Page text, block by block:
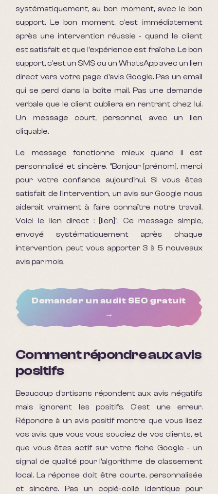
systématiquement, au bon moment, avec le bon
support. Le bon moment, c'est immédiatement
après une intervention réussie - quand le client
est satisfait et que l'expérience est fraîche. Le bon
support, c'est un SMS ou un WhatsApp avec un lien
direct vers votre page d'avis Google. Pas un email
qui se perd dans la boîte mail. Pas une demande
verbale que le client oubliera en rentrant chez lui.
Un message court, personnel, avec un lien
cliquable.
Le message fonctionne mieux quand il est
personnalisé et sincère. "Bonjour [prénom], merci
pour votre confiance aujourd'hui. Si vous êtes
satisfait de l'intervention, un avis sur Google nous
aiderait vraiment à faire connaître notre travail.
Voici le lien direct : [lien]". Ce message simple,
envoyé systématiquement après chaque
intervention, peut vous apporter 3 à 5 nouveaux
avis par mois.
Demander un audit SEO gratuit
→
Comment répondre aux avis
positifs
Beaucoup d'artisans répondent aux avis négatifs
mais ignorent les positifs. C'est une erreur.
Répondre à un avis positif montre que vous lisez
vos avis, que vous vous souciez de vos clients, et
que vous êtes actif sur votre fiche Google - un
signal de qualité pour l'algorithme de classement
local. La réponse doit être courte, personnalisée
et sincère. Pas un copié-collé identique pour